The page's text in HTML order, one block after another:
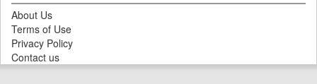
About Us
Terms of Use
Privacy Policy
Contact us